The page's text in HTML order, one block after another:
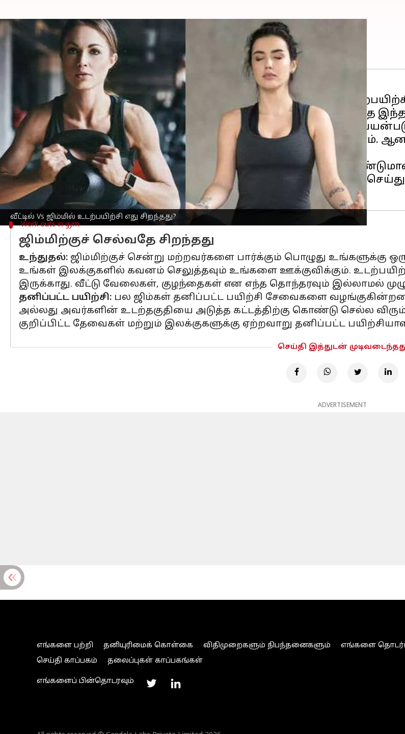
வீட்டில் Vs ஜிம்மில் உடற்பயிற்சி எது சிறந்தது?
வீட்டில் Vs ஜிம்மில் உடற்பயிற்சி எது சிறந்தது?
எழுதியவர் Arul Jothe Jun 05, 2023 09:01 am
செய்தி முன்னோட்டம்
வீட்டில் செய்யப்படும்உடற்பயிற்சி
க்கும் ஜிம்மில் செய்யப்படும்
உபகரணங்கள்:ஜிம்மிற்குச் சென்றால் நிறைய உபகரணங்களை
மெஷின்கள், டிரெட்மில் போன்ற பல மெஷின்களை பயன்படுத்தலாம்.
சௌகரியம்:
உங்கள் வீட்டை விட்டு வெளியேறாமல், எப்போது
பிஸியான காலங்களில் கூட நேரமிருக்கும் சமயத்தில் உடற்பயிற்சி
Work outs in gym
ஜிம்மிற்குச் செல்வதே சிறந்தது
உந்துதல்: ஜிம்மிற்குச் சென்று மற்றவர்களை பார்க்கும் பொழுது உங்களுக்கு
உங்கள் இலக்குகளில் கவனம் செலுத்தவும் உங்களை ஊக்குவிக்கும்.
இருக்காது. வீட்டு வேலைகள், குழந்தைகள் என எந்த தொந்தரவும் இல்லாமல்
தனிப்பட்ட பயிற்சி: பல ஜிம்கள் தனிப்பட்ட பயிற்சி சேவைகளை வழங்குகின்றன,
அல்லது அவர்களின் உடற்தகுதியை அடுத்த கட்டத்திற்கு கொண்டு செல்ல
குறிப்பிட்ட தேவைகள் மற்றும் இலக்குகளுக்கு ஏற்றவாறு தனிப்பட்ட
செய்தி இத்துடன்
ADVERTISEMENT
எங்களை பற்றி தனியுரிமைக் கொள்கை விதிமுறைகளும் நிபந்தனைகளும் எங்களை
செய்தி காப்பகம்
தலைப்புகள் காப்பகங்கள்
எங்களைப் பின்தொடரவும்